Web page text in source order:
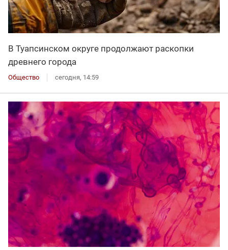
В Туапсинском округе продолжают раскопки
древнего города
Общество сегодня, 14:59